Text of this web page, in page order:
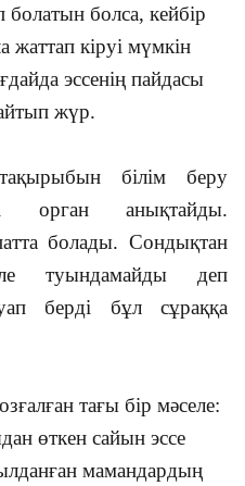
болатын болса, кейбір
жаттап кіруі мүмкін
эссенің пайдасы
жүр.
білім беру
орган анықтайды.
болады. Сондықтан
туындамайды деп
берді бұл сұраққа
тағы бір мәселе:
өткен сайын эссе
мамандардың